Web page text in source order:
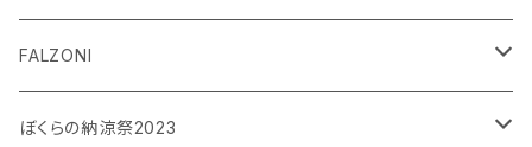
平賀勇成
吉岡佑
神永圭佑
小波津亜廉
FALZONI
笠間淳の黄昏古書堂
ぼくらの納涼祭2023